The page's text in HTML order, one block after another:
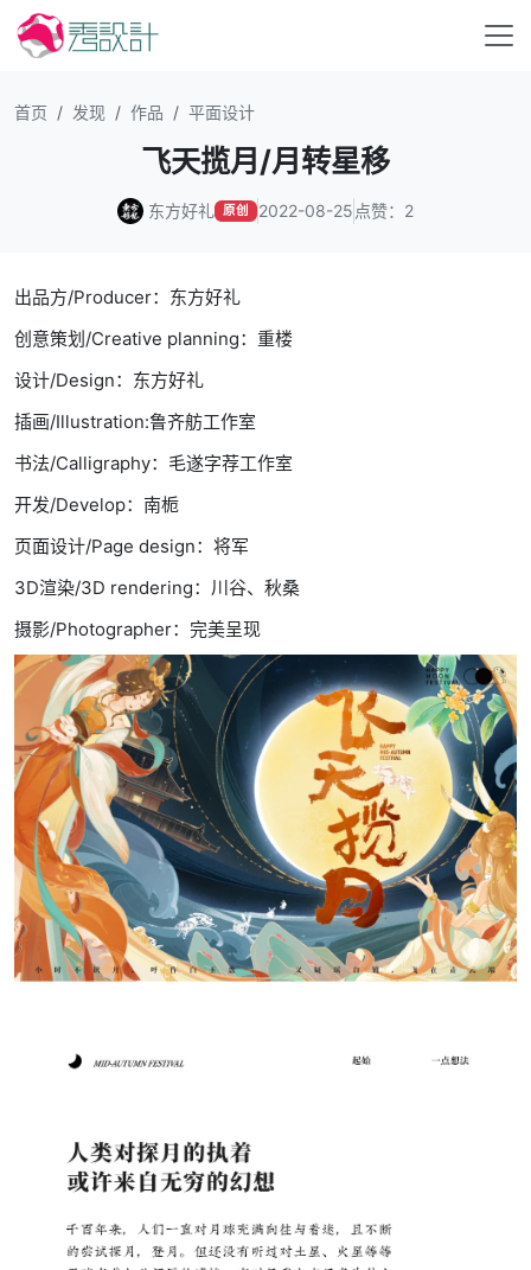
首页 发现 作品 平面设计
飞天揽月/月转星移
东方好礼 原创 2022-08-25 点赞：2
出品方/Producer：东方好礼
创意策划/Creative planning：重楼
设计/Design：东方好礼
插画/Illustration:鲁齐舫工作室
书法/Calligraphy：毛遂字荐工作室
开发/Develop：南栀
页面设计/Page design：将军
3D渲染/3D rendering：川谷、秋桑
摄影/Photographer：完美呈现